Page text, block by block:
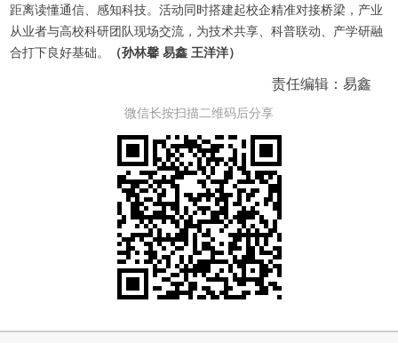
距离读懂通信、感知科技。活动同时搭建起校企精准对接桥梁，产业
从业者与高校科研团队现场交流，为技术共享、科普联动、产学研融
合打下良好基础。
（孙林馨 易鑫 王洋洋）
责任编辑：易鑫
微信长按扫描二维码后分享